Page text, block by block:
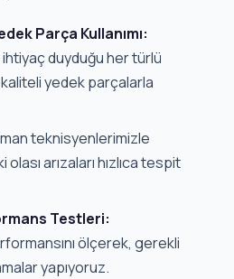
Parça Kullanımı:
duyduğu her türlü
yedek parçalarla
teknisyenlerimizle
arızaları hızlıca tespit
Testleri:
ölçerek, gerekli
yapıyoruz.